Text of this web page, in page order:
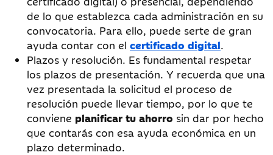
de lo que establezca cada administración en su
convocatoria. Para ello, puede serte de gran
ayuda contar con el certificado digital.
Plazos y resolución. Es fundamental respetar
los plazos de presentación. Y recuerda que una
vez presentada la solicitud el proceso de
resolución puede llevar tiempo, por lo que te
conviene planificar tu ahorro sin dar por hecho
que contarás con esa ayuda económica en un
plazo determinado.